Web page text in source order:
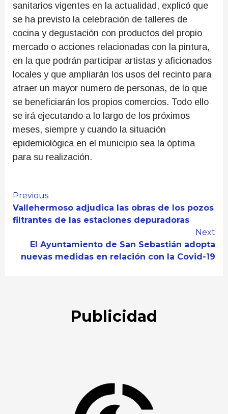
sanitarios vigentes en la actualidad, explicó que
se ha previsto la celebración de talleres de
cocina y degustación con productos del propio
mercado o acciones relacionadas con la pintura,
en la que podrán participar artistas y aficionados
locales y que ampliarán los usos del recinto para
atraer un mayor numero de personas, de lo que
se beneficiarán los propios comercios. Todo ello
se irá ejecutando a lo largo de los próximos
meses, siempre y cuando la situación
epidemiológica en el municipio sea la óptima
para su realización.
Continue
Reading
Previous
Vallehermoso adjudica las obras de los pozos
filtrantes de las estaciones depuradoras
Next
El Ayuntamiento de San Sebastián adopta
nuevas medidas en relación con la Covid-19
Publicidad